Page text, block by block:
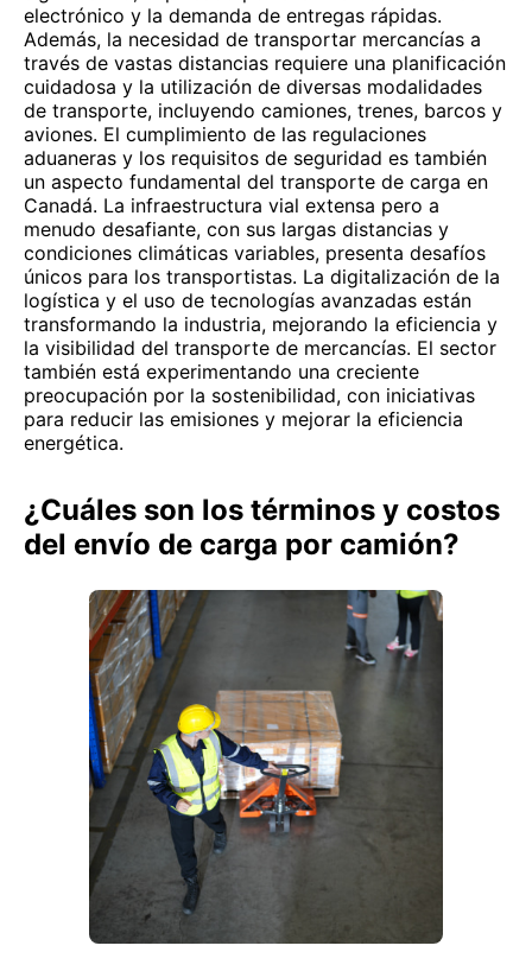
electrónico y la demanda de entregas rápidas.
Además, la necesidad de transportar mercancías a
través de vastas distancias requiere una planificación
cuidadosa y la utilización de diversas modalidades
de transporte, incluyendo camiones, trenes, barcos y
aviones. El cumplimiento de las regulaciones
aduaneras y los requisitos de seguridad es también
un aspecto fundamental del transporte de carga en
Canadá. La infraestructura vial extensa pero a
menudo desafiante, con sus largas distancias y
condiciones climáticas variables, presenta desafíos
únicos para los transportistas. La digitalización de la
logística y el uso de tecnologías avanzadas están
transformando la industria, mejorando la eficiencia y
la visibilidad del transporte de mercancías. El sector
también está experimentando una creciente
preocupación por la sostenibilidad, con iniciativas
para reducir las emisiones y mejorar la eficiencia
energética.
¿Cuáles son los términos y costos
del envío de carga por camión?